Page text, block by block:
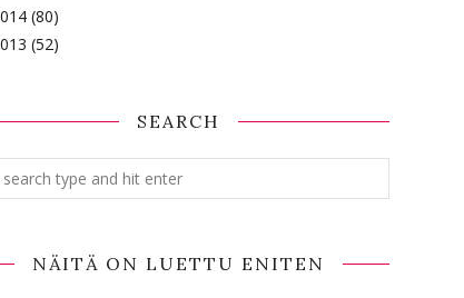
(80)
(52)
SEARCH
NÄITÄ ON LUETTU ENITEN